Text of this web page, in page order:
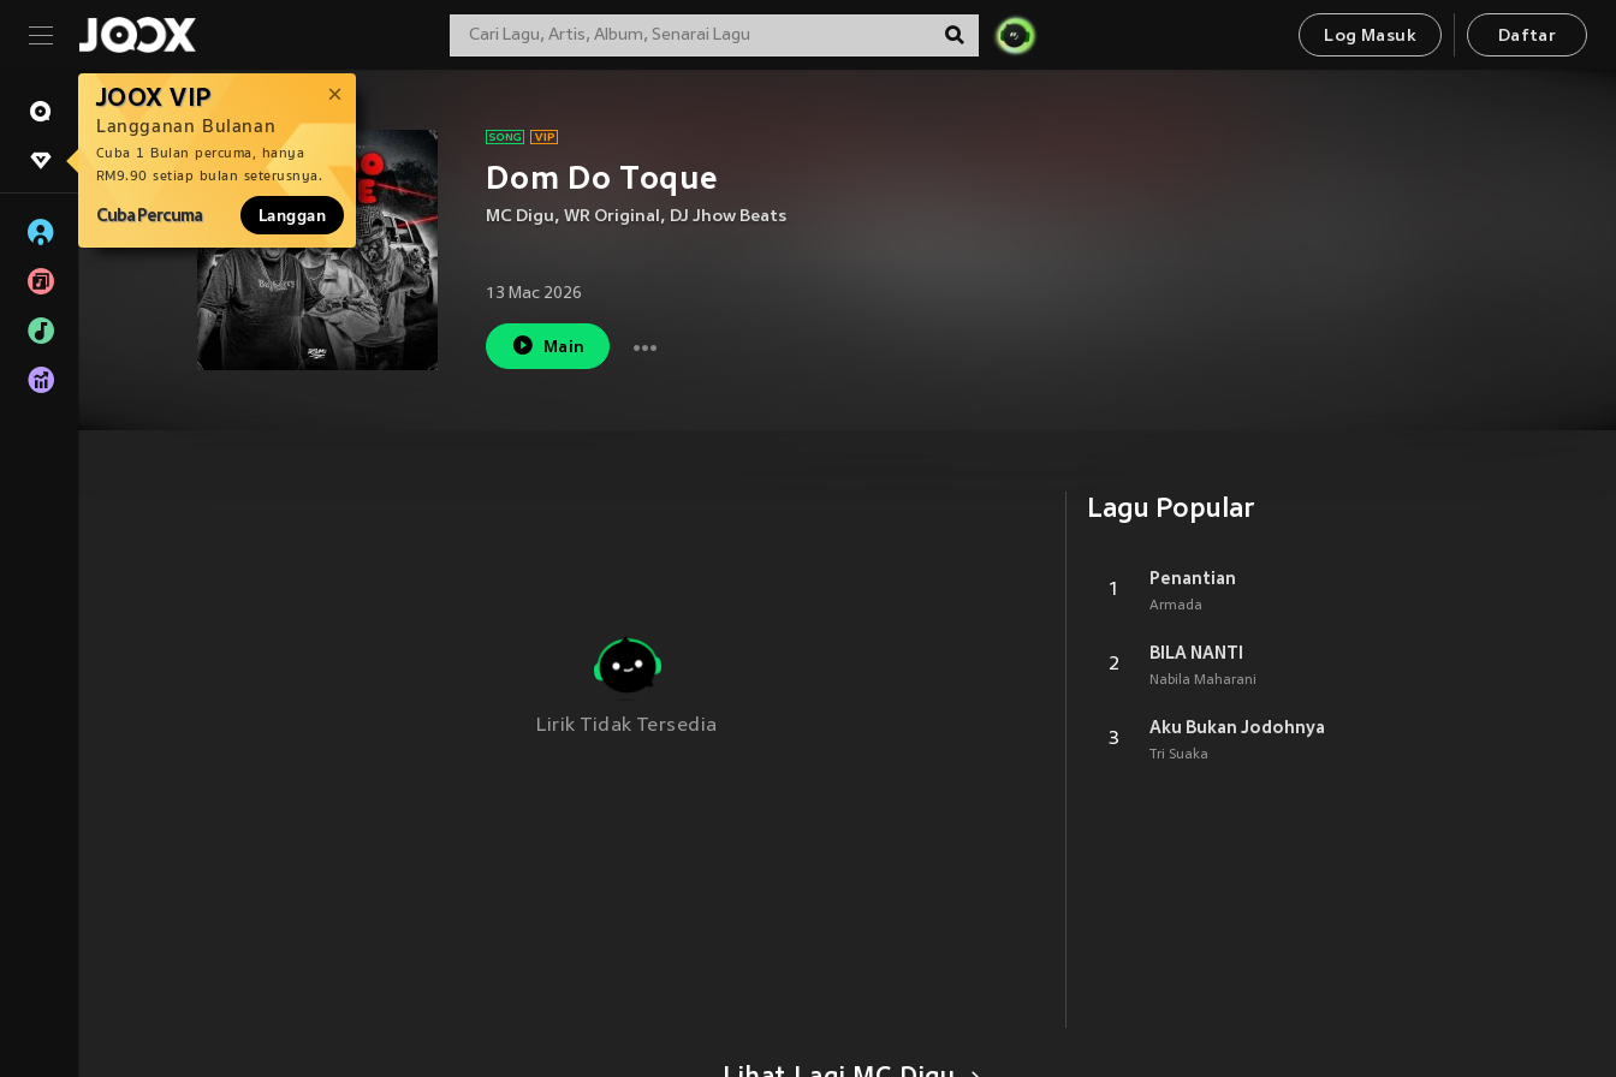
Log Masuk Daftar
JOOX VIP
Langganan Bulanan
Cuba 1 Bulan percuma, hanya
RM9.90 setiap bulan seterusnya.
Cuba Percuma Langgan
Dom Do Toque
MC Digu, WR Original, DJ Jhow Beats
13 Mac 2026
Main
Lirik Tidak Tersedia
Lagu Popular
1
Penantian
Armada
2
BILA NANTI
Nabila Maharani
3
Aku Bukan Jodohnya
Tri Suaka